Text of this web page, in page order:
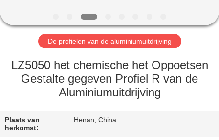
FABRIEKSREIS
KWALITEITSCONTROLE
CONTACTEER
De profielen van de aluminiumuitdrijving
LZ5050 het chemische het Oppoetsen
Gestalte gegeven Profiel R van de
Aluminiumuitdrijving
Plaats van
herkomst:
Henan, China